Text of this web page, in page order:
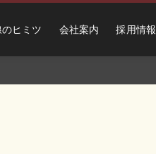
ヒミツ 会社案内 採用情報